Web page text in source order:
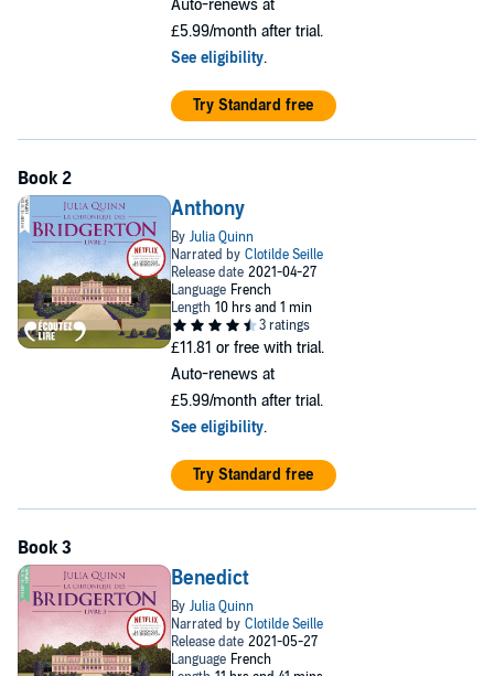
Auto-renews at
£5.99/month after trial.
See eligibility.
Try Standard free
Anthony
£11.81 or free with trial.
Auto-renews at
£5.99/month after trial.
See eligibility.
Try Standard free
Benedict